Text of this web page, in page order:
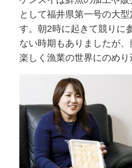
として福井県第一号の大
す。朝2時に起きて競りに
ない時期もありましたが
楽しく漁業の世界にのめり